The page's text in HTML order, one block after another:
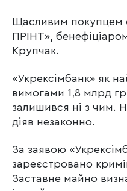
Щасливим покупцем
ПРІНТ»,
Крупчак.
«Укрексімбанк» як
вимогами 1,8 млрд
залишився ні з чим.
діяв незаконно.
За заявою
зареєстровано
Заставне майно